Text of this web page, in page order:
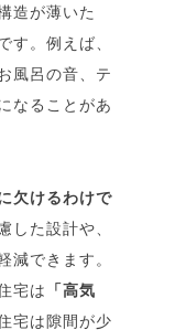
造が薄いた
す。例えば、
風呂の音、テ
なることがあ
欠けるわけで
した設計や、
減できます。
宅は
「高気
宅は隙間が少